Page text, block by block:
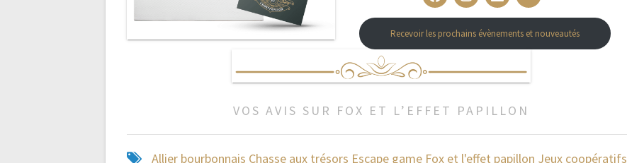
Recevoir les prochains évènements et nouveautés
VOS AVIS SUR FOX ET L’EFFET PAPILLON
Allier bourbonnais Chasse aux trésors Escape game Fox et l'effet papillon Jeux coopératifs